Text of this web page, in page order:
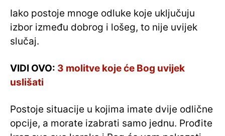
Iako postoje mnoge odluke koje uključuju
izbor između dobrog i lošeg, to nije uvijek
slučaj.
VIDI OVO: 3 molitve koje će Bog uvijek
uslišati
Postoje situacije u kojima imate dvije odlične
opcije, a morate izabrati samo jednu. Prođite